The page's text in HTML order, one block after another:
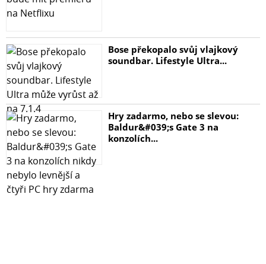
Bose překopalo svůj vlajkový
soundbar. Lifestyle Ultra...
Hry zadarmo, nebo se slevou:
Baldur&#039;s Gate 3 na
konzolích...